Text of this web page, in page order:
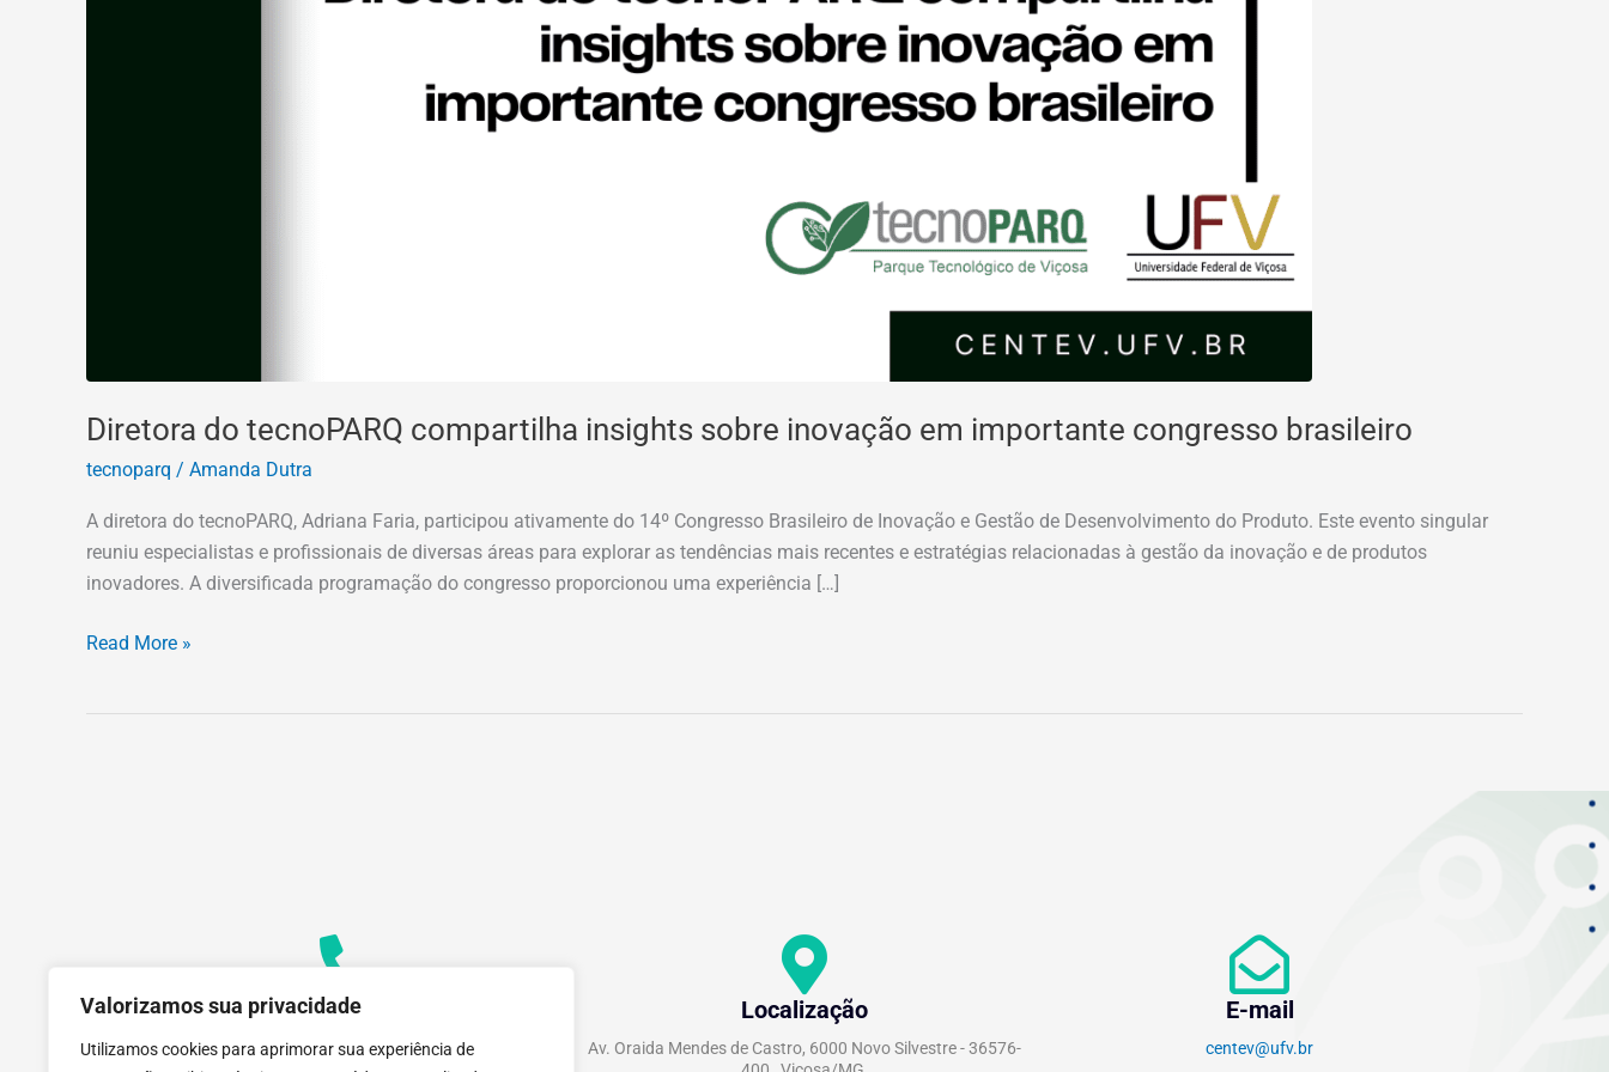
Valorizamos sua privacidade
Utilizamos cookies para aprimorar sua experiência de
Diretora do tecnoPARQ compartilha insights sobre inovação em importante congresso brasileiro
tecnoparq / Amanda Dutra
A diretora do tecnoPARQ, Adriana Faria, participou ativamente do 14º Congresso Brasileiro de Inovação e Gestão de Desenvolvimento do Produto. Este evento singular
reuniu especialistas e profissionais de diversas áreas para explorar as tendências mais recentes e estratégias relacionadas à gestão da inovação e de produtos
inovadores. A diversificada programação do congresso proporcionou uma experiência […]
Read More »
Contato
+55 (31) 3612-1281
Localização
Av. Oraida Mendes de Castro, 6000 Novo Silvestre - 36576-
E-mail
centev@ufv.br